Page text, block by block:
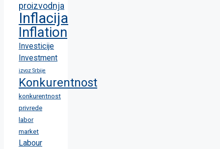
proizvodnja
Inflacija
Inflation
Investicije
Investment
izvoz Srbije
Konkurentnost
konkurentnost
privrede
labor
market
Labour